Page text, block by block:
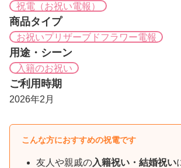
祝電（お祝い電報）
商品タイプ
お祝いプリザーブドフラワー電報
用途・シーン
入籍のお祝い
ご利用時期
2026年2月
こんな方におすすめの祝電です
友人や親戚の入籍祝い・結婚祝い